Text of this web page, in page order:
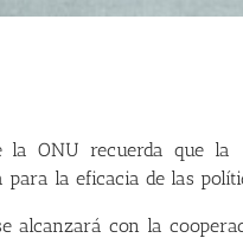
la ONU recuerda que la
la eficacia de las
alcanzará con la